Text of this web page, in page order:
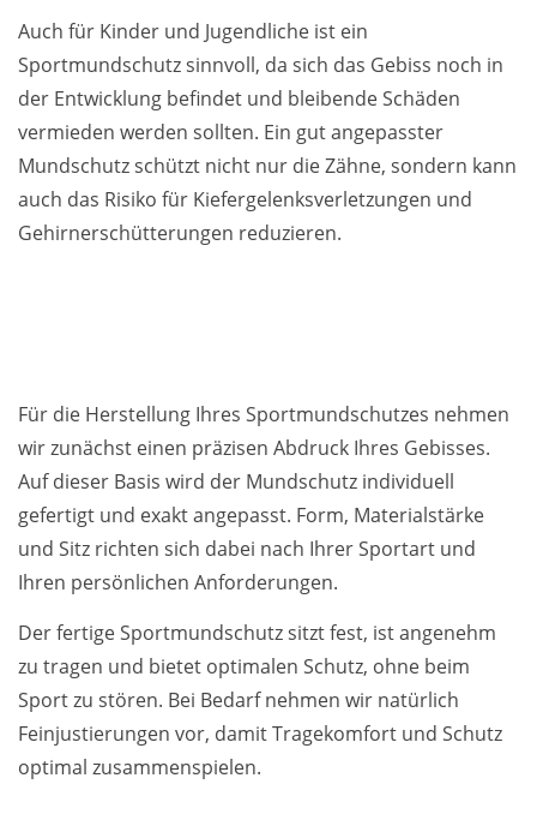
Auch für Kinder und Jugendliche ist ein
Sportmundschutz sinnvoll, da sich das Gebiss noch in
der Entwicklung befindet und bleibende Schäden
vermieden werden sollten. Ein gut angepasster
Mundschutz schützt nicht nur die Zähne, sondern kann
auch das Risiko für Kiefergelenksverletzungen und
Gehirnerschütterungen reduzieren.
Für die Herstellung Ihres Sportmundschutzes nehmen
wir zunächst einen präzisen Abdruck Ihres Gebisses.
Auf dieser Basis wird der Mundschutz individuell
gefertigt und exakt angepasst. Form, Materialstärke
und Sitz richten sich dabei nach Ihrer Sportart und
Ihren persönlichen Anforderungen.
Der fertige Sportmundschutz sitzt fest, ist angenehm
zu tragen und bietet optimalen Schutz, ohne beim
Sport zu stören. Bei Bedarf nehmen wir natürlich
Feinjustierungen vor, damit Tragekomfort und Schutz
optimal zusammenspielen.